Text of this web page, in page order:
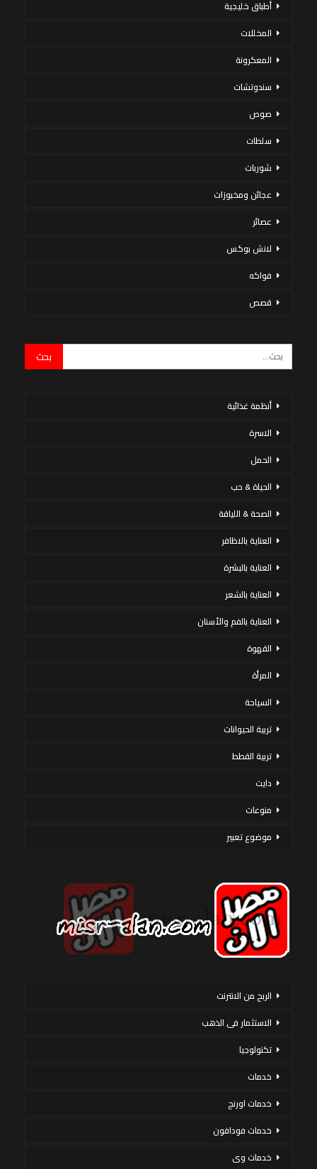
أطباق خليجية
المخللات
المعكرونة
سندوتشات
صوص
سلطات
شوربات
عجائن ومخبوزات
عصائر
لانش بوكس
فواكه
قصص
أنظمة غذائية
الاسرة
الحمل
الحياة & حب
الصحة & اللياقة
العناية بالاظافر
العناية بالبشرة
العناية بالشعر
العناية بالفم والأسنان
القهوة
المرأة
السياحة
تربية الحيوانات
تربية القطط
دايت
منوعات
موضوع تعبير
الربح من الانترنت
الاستثمار فى الذهب
تكنولوجيا
خدمات
خدمات اورنج
خدمات فودافون
خدمات وى